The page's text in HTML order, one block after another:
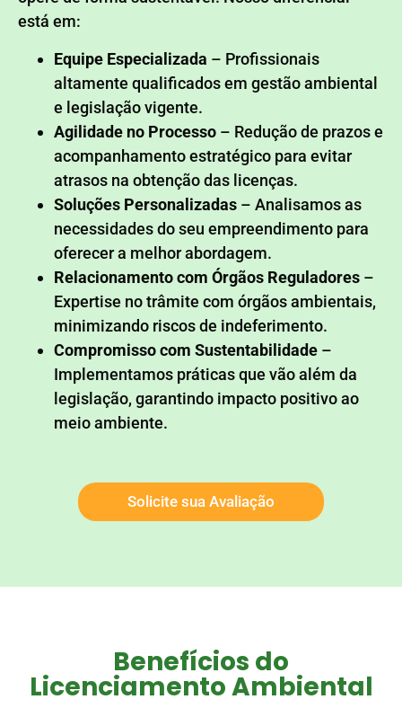
está em:
Equipe Especializada – Profissionais
altamente qualificados em gestão ambiental
e legislação vigente.
Agilidade no Processo – Redução de prazos e
acompanhamento estratégico para evitar
atrasos na obtenção das licenças.
Soluções Personalizadas – Analisamos as
necessidades do seu empreendimento para
oferecer a melhor abordagem.
Relacionamento com Órgãos Reguladores –
Expertise no trâmite com órgãos ambientais,
minimizando riscos de indeferimento.
Compromisso com Sustentabilidade –
Implementamos práticas que vão além da
legislação, garantindo impacto positivo ao
meio ambiente.
Solicite sua Avaliação
Benefícios do
Licenciamento Ambiental